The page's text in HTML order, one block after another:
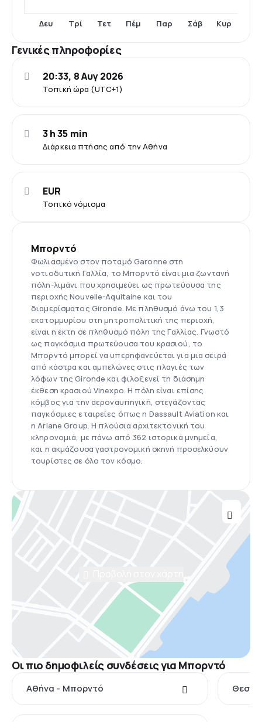
Δευ Τρί Τετ Πέμ Παρ Σάβ Κυρ
Γενικές πληροφορίες
Τοπική ώρα (UTC+1)
20:33, 8 Αυγ 2026
Διάρκεια πτήσης από την Αθήνα
3 h 35 min
Τοπικό νόμισμα
EUR
Μπορντό
Φωλιασμένο στον ποταμό Garonne στη
νοτιοδυτική Γαλλία, το Μπορντό είναι μια ζωντανή
πόλη-λιμάνι που χρησιμεύει ως πρωτεύουσα της
περιοχής Nouvelle-Aquitaine και του
διαμερίσματος Gironde. Με πληθυσμό άνω του 1,3
εκατομμυρίου στη μητροπολιτική της περιοχή,
είναι η έκτη σε πληθυσμό πόλη της Γαλλίας. Γνωστό
ως παγκόσμια πρωτεύουσα του κρασιού, το
Μπορντό μπορεί να υπερηφανεύεται για μια σειρά
από κάστρα και αμπελώνες στις πλαγιές των
λόφων της Gironde και φιλοξενεί τη διάσημη
έκθεση κρασιού Vinexpo. Η πόλη είναι επίσης
κόμβος για την αεροναυπηγική, στεγάζοντας
παγκόσμιες εταιρείες όπως η Dassault Aviation και
η Ariane Group. Η πλούσια αρχιτεκτονική του
κληρονομιά, με πάνω από 362 ιστορικά μνημεία,
και η ακμάζουσα γαστρονομική σκηνή προσελκύουν
τουρίστες σε όλο τον κόσμο.
Οι πιο δημοφιλείς συνδέσεις για Μπορντό
Αθήνα - Μπορντό